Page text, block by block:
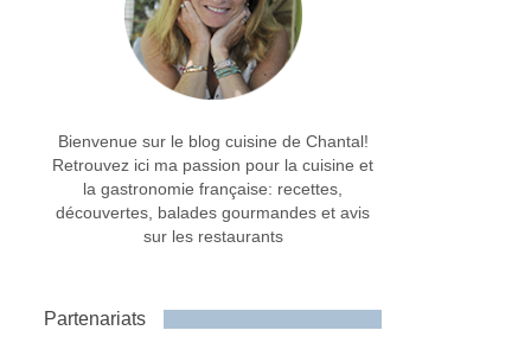
Bienvenue sur le blog cuisine de Chantal!
Retrouvez ici ma passion pour la cuisine et
la gastronomie française: recettes,
découvertes, balades gourmandes et avis
sur les restaurants
Partenariats